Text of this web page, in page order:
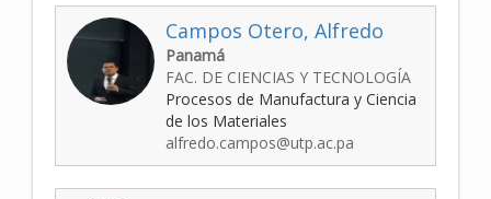
Campos Otero, Alfredo
Panamá
FAC. DE CIENCIAS Y TECNOLOGÍA
Procesos de Manufactura y Ciencia
de los Materiales
alfredo.campos@utp.ac.pa